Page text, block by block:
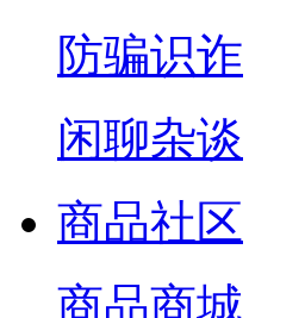
防骗识诈
闲聊杂谈
商品社区
商品商城